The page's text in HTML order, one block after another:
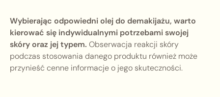
Wybierając odpowiedni olej do demakijażu, warto
kierować się indywidualnymi potrzebami swojej
skóry oraz jej typem. Obserwacja reakcji skóry
podczas stosowania danego produktu również może
przynieść cenne informacje o jego skuteczności.